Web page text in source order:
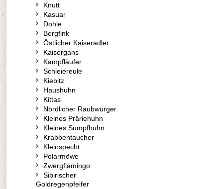
Knutt
Kasuar
Dohle
Bergfink
Östlicher Kaiseradler
Kaisergans
Kampfläufer
Schleiereule
Kiebitz
Haushuhn
Kittas
Nördlicher Raubwürger
Kleines Präriehuhn
Kleines Sumpfhuhn
Krabbentaucher
Kleinspecht
Polarmöwe
Zwergflamingo
Sibirischer
Goldregenpfeifer